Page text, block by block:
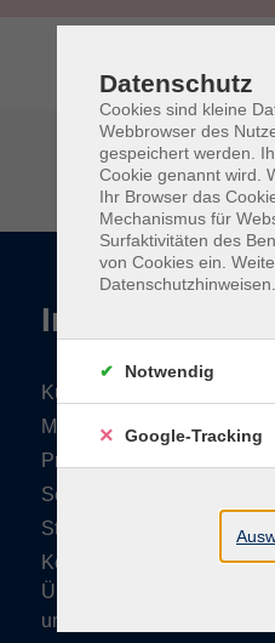
Inhalte
Kursübersicht
Musikschule
Projekte
Service
Stellenangebote
Kontakt/
Über
uns
Datenschutz
Cookies sind kleine
Webbrowser des
gespeichert werden.
Cookie genannt wird.
Ihr Browser das
Mechanismus für
Surfaktivitäten des
von Cookies ein.
Datenschutzhinweisen.
Notwendig
Google-Tracking